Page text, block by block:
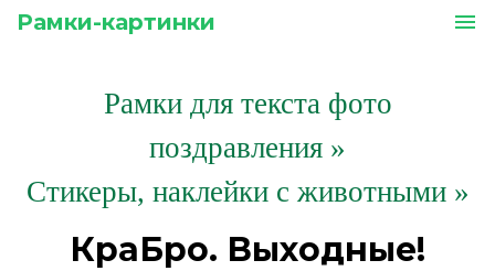
Рамки-картинки menu
Рамки для текста фото
поздравления »
Стикеры, наклейки с животными »
КраБро. Выходные!